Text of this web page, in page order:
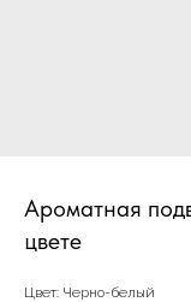
Ароматная
цвете
Цвет: Черно-белый